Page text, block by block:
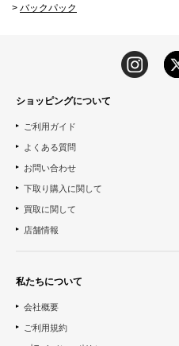
> バックパック
ショッピングについて
ご利用ガイド
よくある質問
お問い合わせ
下取り購入に関して
買取に関して
店舗情報
私たちについて
会社概要
ご利用規約